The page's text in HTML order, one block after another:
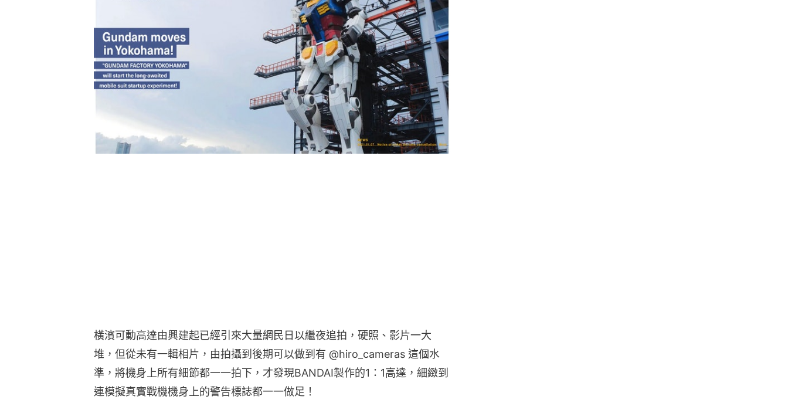
橫濱可動高達由興建起已經引來大量網民日以繼夜追拍，硬照、影片一大
堆，但從未有一輯相片，由拍攝到後期可以做到有 @hiro_cameras 這個水
準，將機身上所有細節都一一拍下，才發現BANDAI製作的1：1高達，細緻到
連模擬真實戰機機身上的警告標誌都一一做足！